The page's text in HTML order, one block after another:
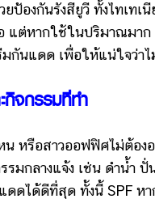
นรังสียูวี ทั้งไทเทเนี
หากใช้ในปริมาณมาก
กันแดด เพื่อให้แน่ใจว่า
จกรรมที่ทำ
อสาวออฟฟิศไม่ต้องออ
มกลางแจ้ง เช่น ดำน้ำ
ดดได้ดีที่สุด ทั้งนี้ SPF ห